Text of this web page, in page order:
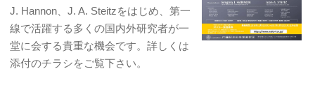
J. Hannon、J. A. Steitzをはじめ、第一
線で活躍する多くの国内外研究者が一
堂に会する貴重な機会です。詳しくは
添付のチラシをご覧下さい。